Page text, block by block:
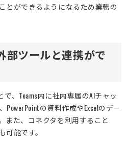
とができるようになるため業務の
部ツールと連携がで
、Teams内に社内専属のAIチャッ
の資料作成やExcelのデー
また、コネクタを利用すること
可能です。